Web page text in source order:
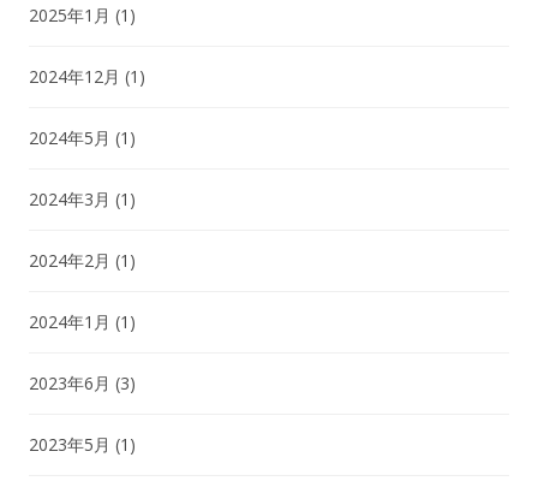
2025年1月 (1)
2024年12月 (1)
2024年5月 (1)
2024年3月 (1)
2024年2月 (1)
2024年1月 (1)
2023年6月 (3)
2023年5月 (1)